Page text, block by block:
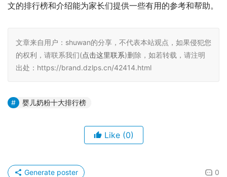
文的排行榜和介绍能为家长们提供一些有用的参考和帮助。
文章来自用户：shuwan的分享，不代表本站观点，如果侵犯您
的权利，请联系我们(点击这里联系)删除，如若转载，请注明
出处：https://brand.dzlps.cn/42414.html
婴儿奶粉十大排行榜
Like (0)
0
Generate poster